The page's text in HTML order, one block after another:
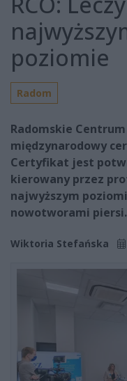
poziomie
Radom
Radomskie
międzynarodowy
Certyfikat jest
kierowany przez
najwyższym
nowotworami piersi.
Wiktoria Stefańska